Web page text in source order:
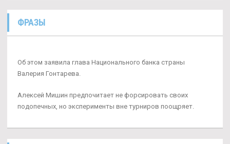
ФРАЗЫ
Об этом заявила глава Национального банка страны
Валерия Гонтарева.
Алексей Мишин предпочитает не форсировать своих
подопечных, но эксперименты вне турниров поощряет.